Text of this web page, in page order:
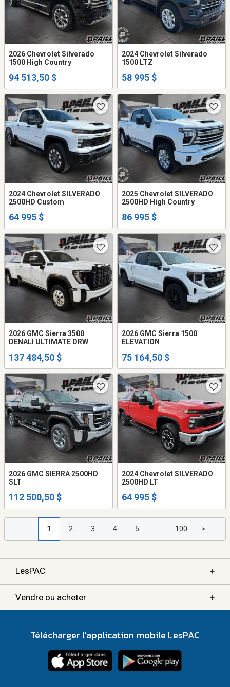
2026 Chevrolet Silverado
1500 High Country
94 513,50 $
2024 Chevrolet Silverado
1500 LTZ
58 995 $
2024 Chevrolet SILVERADO
2500HD Custom
64 995 $
2025 Chevrolet SILVERADO
2500HD High Country
86 995 $
2026 GMC Sierra 3500
DENALI ULTIMATE DRW
137 484,50 $
2026 GMC Sierra 1500
ELEVATION
75 164,50 $
2026 GMC SIERRA 2500HD
SLT
112 500,50 $
2024 Chevrolet SILVERADO
2500HD LT
64 995 $
1 2 3 4 5 ... 100 >
LesPAC +
Vendre ou acheter +
Télécharger l'application mobile LesPAC